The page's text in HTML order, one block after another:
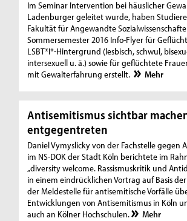
Im Seminar Intervention bei häuslicher
Ladenburger geleitet wurde, haben
Fakultät für Angewandte
Sommersemester 2016 Info-Flyer für
LSBT*I*-Hintergrund (lesbisch, schwul,
intersexuell u. ä.) sowie für geflüchtete
mit Gewalterfahrung erstellt.
Mehr
Antisemitismus sichtbar
entgegentreten
Daniel Vymyslicky von der Fachstelle gegen
im NS-DOK der Stadt Köln berichtete im
„diversity welcome. Rassismuskritik und
in einem eindrücklichen Vortrag auf Basis
der Meldestelle für antisemitische Vorfälle
Entwicklungen von Antisemitismus in Köln
auch an Kölner Hochschulen.
Mehr